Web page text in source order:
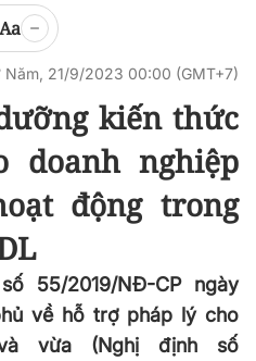
Aa
Năm, 21/9/2023 00:00 (GMT+7)
kiến thức
doanh nghiệp
động trong
55/2019/NĐ-CP ngày
về hỗ trợ pháp lý cho
vừa (Nghị định số